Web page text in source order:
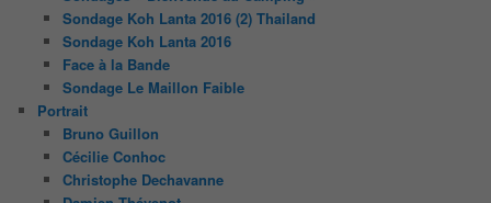
Sondage Koh Lanta 2016 (2) Thailand
Sondage Koh Lanta 2016
Face à la Bande
Sondage Le Maillon Faible
Portrait
Bruno Guillon
Cécilie Conhoc
Christophe Dechavanne